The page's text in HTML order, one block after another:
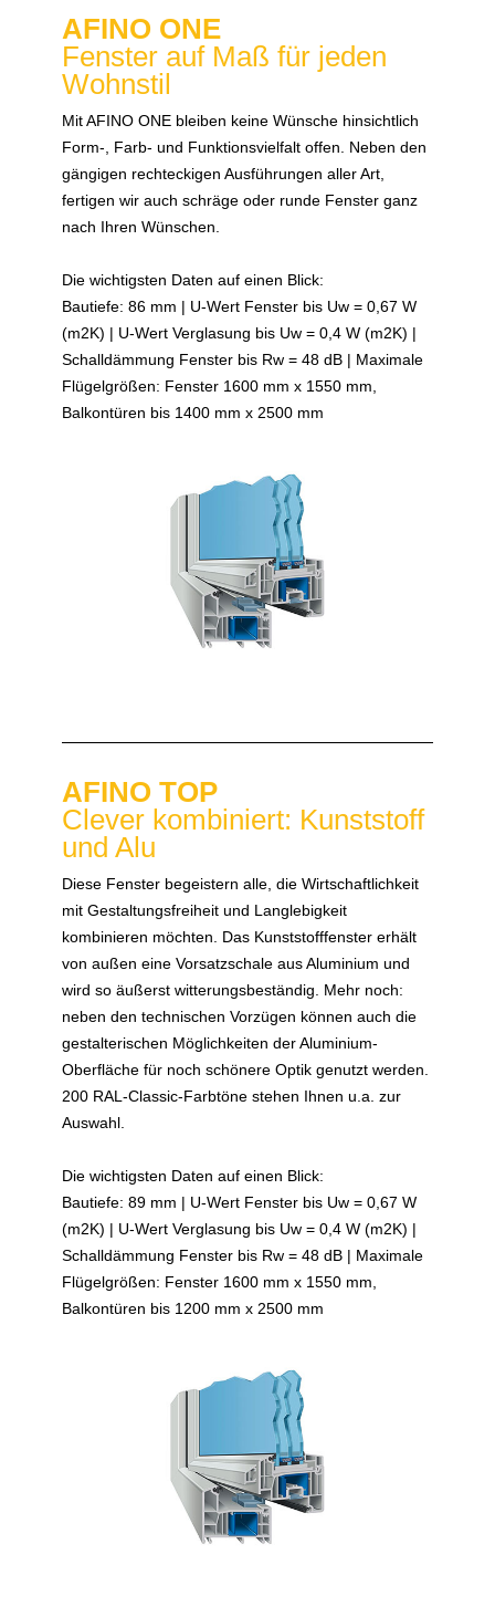
AFINO ONE
Fenster auf Maß für jeden
Wohnstil
Mit AFINO ONE bleiben keine Wünsche hinsichtlich
Form-, Farb- und Funktionsvielfalt offen. Neben den
gängigen rechteckigen Ausführungen aller Art,
fertigen wir auch schräge oder runde Fenster ganz
nach Ihren Wünschen.
Die wichtigsten Daten auf einen Blick:
Bautiefe: 86 mm | U-Wert Fenster bis Uw = 0,67 W
(m2K) | U-Wert Verglasung bis Uw = 0,4 W (m2K) |
Schalldämmung Fenster bis Rw = 48 dB | Maximale
Flügelgrößen: Fenster 1600 mm x 1550 mm,
Balkontüren bis 1400 mm x 2500 mm
AFINO TOP
Clever kombiniert: Kunststoff
und Alu
Diese Fenster begeistern alle, die Wirtschaftlichkeit
mit Gestaltungsfreiheit und Langlebigkeit
kombinieren möchten. Das Kunststofffenster erhält
von außen eine Vorsatzschale aus Aluminium und
wird so äußerst witterungsbeständig. Mehr noch:
neben den technischen Vorzügen können auch die
gestalterischen Möglichkeiten der Aluminium-
Oberfläche für noch schönere Optik genutzt werden.
200 RAL-Classic-Farbtöne stehen Ihnen u.a. zur
Auswahl.
Die wichtigsten Daten auf einen Blick:
Bautiefe: 89 mm | U-Wert Fenster bis Uw = 0,67 W
(m2K) | U-Wert Verglasung bis Uw = 0,4 W (m2K) |
Schalldämmung Fenster bis Rw = 48 dB | Maximale
Flügelgrößen: Fenster 1600 mm x 1550 mm,
Balkontüren bis 1200 mm x 2500 mm